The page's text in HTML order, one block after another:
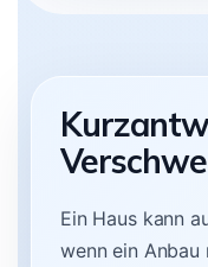
Ein Haus kann
wenn ein